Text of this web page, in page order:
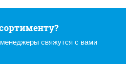
свяжутся с вами